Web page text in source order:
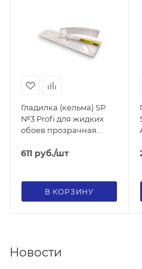
Гладилка (кельма) SP
№3 Profi для жидких
обоев прозрачная
611 руб./шт
В КОРЗИНУ
Новости